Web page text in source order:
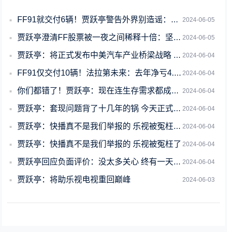
2024-06-05
FF91就交付6辆！贾跃亭警告外界别造谣：我们一定能盈利 做中美汽车间桥梁
2024-06-05
贾跃亭澄清FF股票被一夜之间稀释十倍：坚定和所有散户站在一起
2024-06-04
贾跃亭：将正式发布中美汽车产业桥梁战略 整合双方优势
2024-06-04
FF91仅交付10辆！法拉第未来：去年净亏4.3亿美元 可能永远无法实现、维持盈
2024-06-04
你们都错了！贾跃亭：现在连生存需求都成很大问题 从未给自己留钱
2024-06-04
贾跃亭：套现问题背了十几年的锅 今天正式澄清一下
2024-06-04
贾跃亭：快播真不是我们举报的 乐视被冤枉了十几年
2024-06-04
贾跃亭：快播真不是我们举报的 乐视被冤枉了
2024-06-04
贾跃亭回应负面评价：没太多关心 终有一天FF会回到中国
2024-06-03
贾跃亭：将助乐视电视重回巅峰